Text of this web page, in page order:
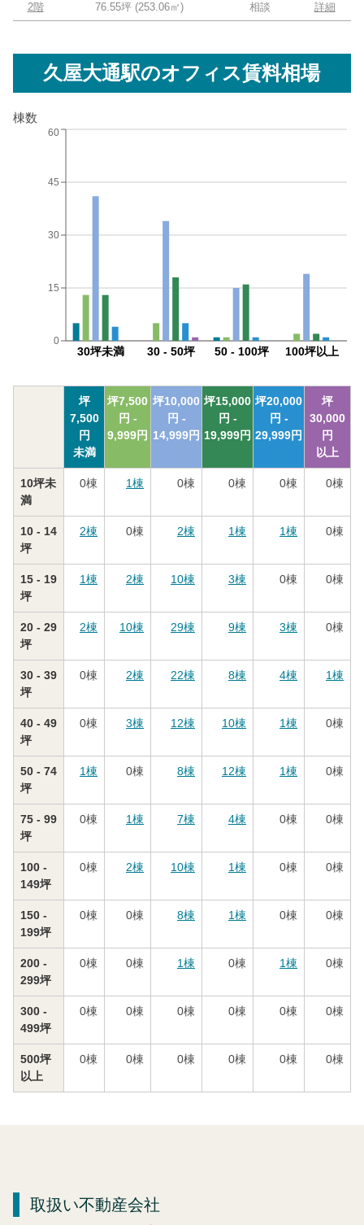
2階 76.55坪 (253.06㎡) 相談 詳細
久屋大通駅のオフィス賃料相場
棟数
30坪未満 30 - 50坪 50 - 100坪 100坪以上
0
15
30
45
60
坪
7,500
円
未満
坪7,500
円 -
9,999円
坪10,000
円 -
14,999円
坪15,000
円 -
19,999円
坪20,000
円 -
29,999円
坪
30,000
円
以上
10坪未
満
0棟 1棟 0棟 0棟 0棟 0棟
10 - 14
坪
2棟 0棟 2棟 1棟 1棟 0棟
15 - 19
坪
1棟 2棟 10棟 3棟 0棟 0棟
20 - 29
坪
2棟 10棟 29棟 9棟 3棟 0棟
30 - 39
坪
0棟 2棟 22棟 8棟 4棟 1棟
40 - 49
坪
0棟 3棟 12棟 10棟 1棟 0棟
50 - 74
坪
1棟 0棟 8棟 12棟 1棟 0棟
75 - 99
坪
0棟 1棟 7棟 4棟 0棟 0棟
100 -
149坪
0棟 2棟 10棟 1棟 0棟 0棟
150 -
199坪
0棟 0棟 8棟 1棟 0棟 0棟
200 -
299坪
0棟 0棟 1棟 0棟 1棟 0棟
300 -
499坪
0棟 0棟 0棟 0棟 0棟 0棟
500坪
以上
0棟 0棟 0棟 0棟 0棟 0棟
取扱い不動産会社